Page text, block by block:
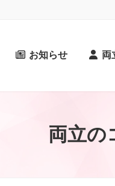
お知らせ 両
両立の